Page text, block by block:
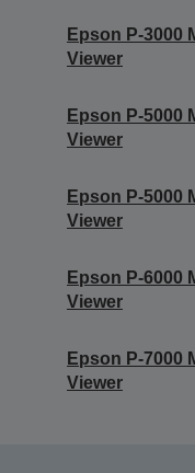
Epson P-3000
Viewer
Epson P-5000
Viewer
Epson P-5000
Viewer
Epson P-6000
Viewer
Epson P-7000
Viewer